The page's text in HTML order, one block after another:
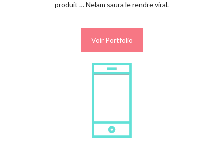
produit … Nelam saura le rendre viral.
Voir Portfolio